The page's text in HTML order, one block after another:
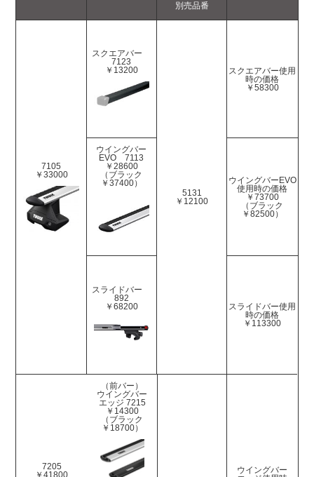
別売品番
7105
￥33000
スクエアバー
7123
￥13200
ウイングバー
EVO 7113
￥28600
（ブラック
￥37400）
スライドバー
892
￥68200
5131
￥12100
スクエアバー使用
時の価格
￥58300
ウイングバーEVO
使用時の価格
￥73700
（ブラック
￥82500）
スライドバー使用
時の価格
￥113300
7205
￥41800
（前バー）
ウイングバー
エッジ 7215
￥14300
（ブラック
￥18700）
ウイングバー